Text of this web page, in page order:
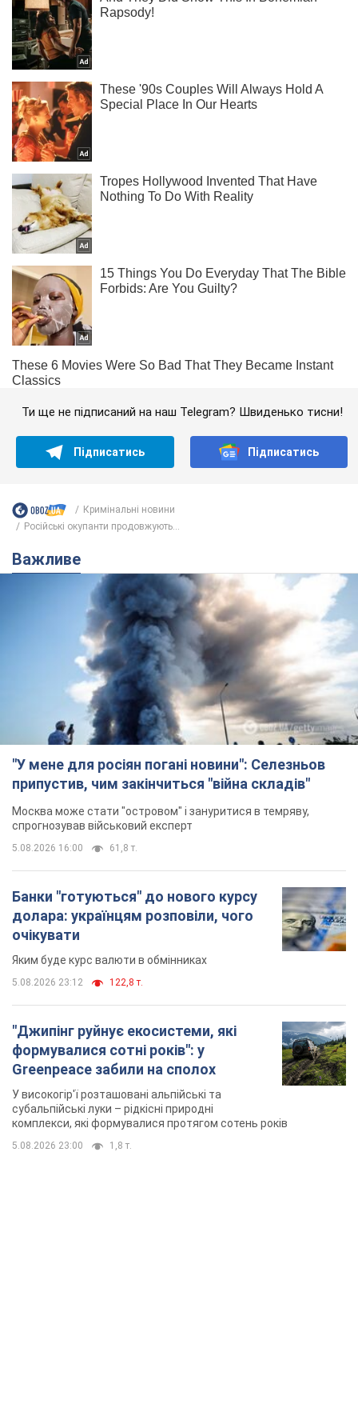
Ти ще не підписаний на наш Telegram? Швиденько тисни!
Підписатись Підписатись
Кримінальні новини
Російські окупанти продовжують...
Важливе
"У мене для росіян погані новини": Селезньов
припустив, чим закінчиться "війна складів"
Москва може стати "островом" і зануритися в темряву,
спрогнозував військовий експерт
5.08.2026 16:00 61,8 т.
Банки "готуються" до нового курсу
долара: українцям розповіли, чого
очікувати
Яким буде курс валюти в обмінниках
5.08.2026 23:12 122,8 т.
"Джипінг руйнує екосистеми, які
формувалися сотні років": у
Greenpeace забили на сполох
У високогір'ї розташовані альпійські та
субальпійські луки – рідкісні природні
комплекси, які формувалися протягом сотень років
5.08.2026 23:00 1,8 т.